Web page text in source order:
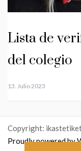
Lista de
del colegio
13. Julio 2023
Copyright:
Proudly powered by